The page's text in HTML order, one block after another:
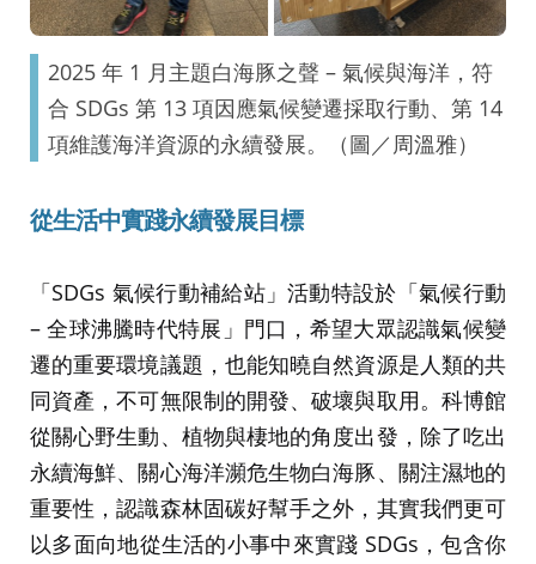
2025 年 1 月主題白海豚之聲 – 氣候與海洋，符
合 SDGs 第 13 項因應氣候變遷採取行動、第 14
項維護海洋資源的永續發展。（圖／周溫雅）
從生活中實踐永續發展目標
「SDGs 氣候行動補給站」活動特設於「氣候行動
– 全球沸騰時代特展」門口，希望大眾認識氣候變
遷的重要環境議題，也能知曉自然資源是人類的共
同資產，不可無限制的開發、破壞與取用。科博館
從關心野生動、植物與棲地的角度出發，除了吃出
永續海鮮、關心海洋瀕危生物白海豚、關注濕地的
重要性，認識森林固碳好幫手之外，其實我們更可
以多面向地從生活的小事中來實踐 SDGs，包含你